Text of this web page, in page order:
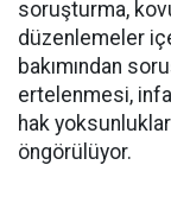
soruşturma,
düzenlemeler
bakımından
ertelenmesi,
hak
öngörülüyor.